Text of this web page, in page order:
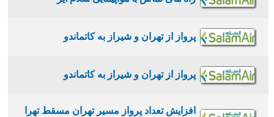
پرواز از تهران و شيراز به كاتماندو
پرواز از تهران و شيراز به كاتماندو
افزايش تعداد پرواز مسير تهران مسقط تهرا